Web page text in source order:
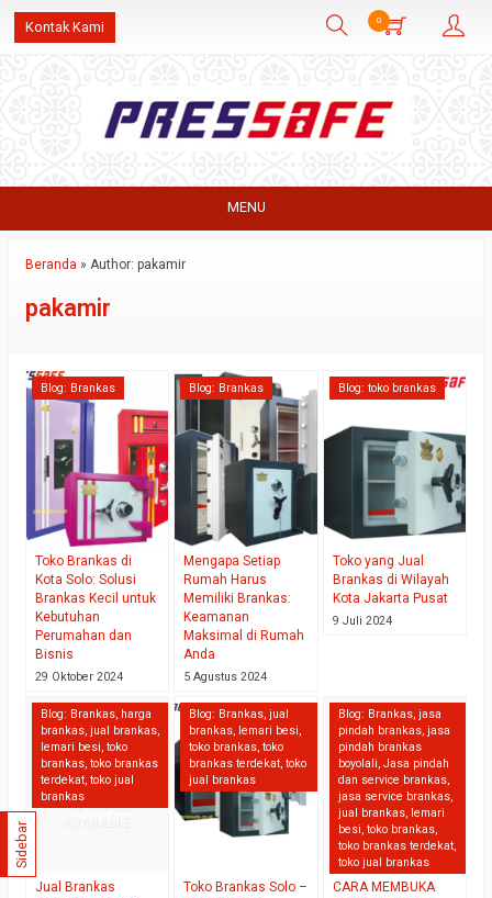
Kontak Kami 0
MENU
Beranda » Author: pakamir
pakamir
Blog: Brankas
Toko Brankas di
Kota Solo: Solusi
Brankas Kecil untuk
Kebutuhan
Perumahan dan
Bisnis
29 Oktober 2024
Blog: Brankas
Mengapa Setiap
Rumah Harus
Memiliki Brankas:
Keamanan
Maksimal di Rumah
Anda
5 Agustus 2024
Blog: toko brankas
Toko yang Jual
Brankas di Wilayah
Kota Jakarta Pusat
9 Juli 2024
Blog: Brankas, harga
brankas, jual brankas,
lemari besi, toko
brankas, toko brankas
terdekat, toko jual
brankas
Jual Brankas
Blog: Brankas,jual
brankas, lemari besi,
toko brankas,toko
brankas terdekat,toko
jual brankas
Toko Brankas Solo –
Blog: Brankas, jasa
pindah brankas, jasa
pindah brankas
boyolali, Jasa pindah
dan service brankas,
jasa service brankas,
jual brankas, lemari
besi, toko brankas,
toko brankas terdekat,
toko jual brankas
CARA MEMBUKA
Sidebar